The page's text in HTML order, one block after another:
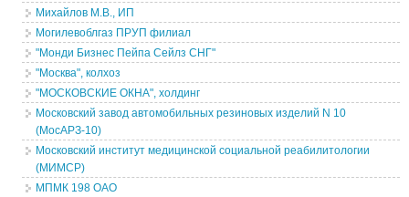
Михайлов М.В., ИП
Могилевоблгаз ПРУП филиал
"Монди Бизнес Пейпа Сейлз СНГ"
"Москва", колхоз
"МОСКОВСКИЕ ОКНА", холдинг
Московский завод автомобильных резиновых изделий N 10
(МосАРЗ-10)
Московский институт медицинской социальной реабилитологии
(МИМСР)
МПМК 198 ОАО